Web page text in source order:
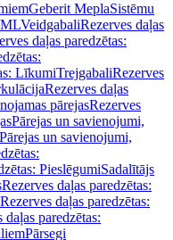
Geberit MeplaSistēmu
MLVeidgabaliRezerves daļas
daļas paredzētas:
LīkumiTrejgabaliRezerves
Rezerves daļas
pārejasRezerves
Pārejas un savienojumi,
un savienojumi,
PieslēgumiSadalītājs
Rezerves daļas paredzētas:
Rezerves daļas paredzētas:
daļas paredzētas:
Pārsegi